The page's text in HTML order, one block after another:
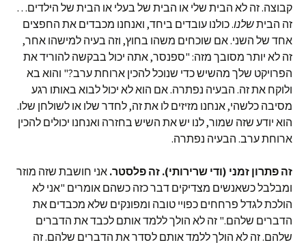
קבוצה. זה לא הבית שלי או הבית של בעלי או הבית של הילדים…
זה הביתשלנו. כולנו עובדים ביחד, ואנחנו מכבדים את החפצים
אחד של השני. אם שוכחים משהו בחוץ, וזה בעיה למישהו אחר,
זה לא יותר מסובך מזה: "ספנסר, אתה יכול בבקשה להוריד את
הפרויקט שלך מהשיש כדי שנוכל להכין ארוחת ערב?" והוא בא
ולוקח את זה. הבעיה נפתרה. אם הוא לא יכול לבוא באותו רגע
מסיבה כלשהי, אנחנו מזיזים לו את זה, לחדר שלו או לשולחן שלו.
הוא יודע שזה שמור, לנו יש את השיש בחזרה ואנחנו יכולים להכין
ארוחת ערב. הבעיה נפתרה.
זה פתרון זמני (ודי שרירותי). זה פלסטר. אני חושבת שזה מוזר
ומבלבל כשאנשים מצדיקים דבר כזה כשהם אומרים "אני לא
הולכת לגדל פרחחים כפויי טובה ומפונקים שלא מכבדים את
הדברים שלהם." זה לא הולך ללמד אותם לכבד את הדברים
שלהם. זה לא הולך ללמד אותם לסדר את הדברים שלהם. זה